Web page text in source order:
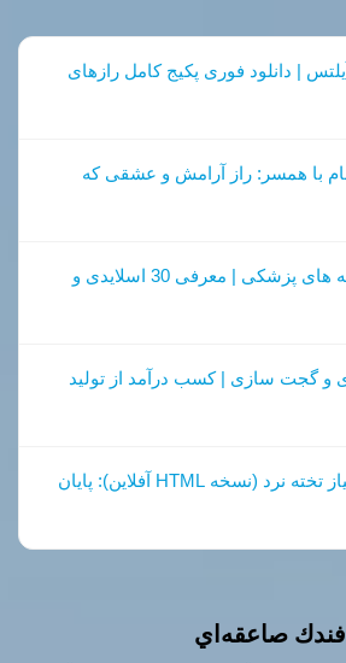
| دانلود فوری پکیج کامل رازهای
با همسر: راز آرامش و عشقی که
دانلود پاورپوینت شاخه های پزشکی | معرفی 30 اسلایدی و
و گجت سازی | کسب درآمد از تولید
نرم افزار مدیریت امتیاز تخته نرد (نسخه HTML آفلاین): پایان
فندك صاعقه‌اي